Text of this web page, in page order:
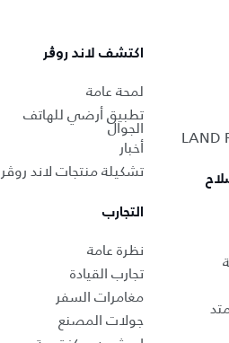
اكتشف لاند روڨر
لمحة عامة
تطبيق أرضي للهاتف
الجوال
أخبار
تشكيلة منتجات لاند روڤر
التجارب
نظرة عامة
تجارب القيادة
مغامرات السفر
جولات المصنع